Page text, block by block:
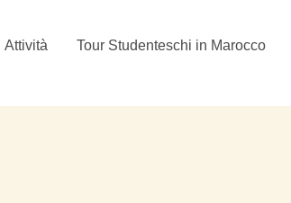
Attività Tour Studenteschi in Marocco